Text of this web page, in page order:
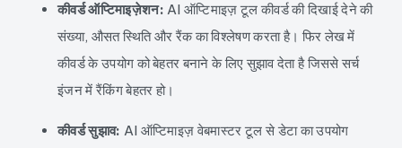
कीवर्ड ऑप्टिमाइज़ेशन: AI ऑप्टिमाइज़ टूल कीवर्ड की दिखाई देने की
संख्या, औसत स्थिति और रैंक का विश्लेषण करता है। फिर लेख में
कीवर्ड के उपयोग को बेहतर बनाने के लिए सुझाव देता है जिससे सर्च
इंजन में रैंकिंग बेहतर हो।
कीवर्ड सुझाव: AI ऑप्टिमाइज़ वेबमास्टर टूल से डेटा का उपयोग